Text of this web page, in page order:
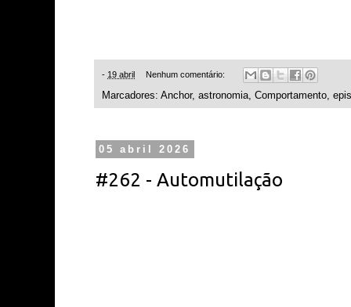
- 19 abril Nenhum comentário:
Marcadores: Anchor, astronomia, Comportamento,
05 abril 2026
#262 - Automutilação